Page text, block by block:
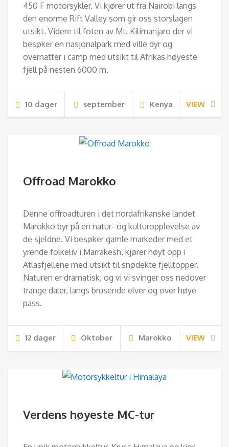
450 F motorsykler. Vi kjører ut fra Nairobi langs
den enorme Rift Valley som gir oss storslagen
utsikt. Videre til foten av Mt. Kilimanjaro der vi
besøker en nasjonalpark med ville dyr og
overnatter i camp med utsikt til Afrikas høyeste
fjell på nesten 6000 m.
10 dager september Kenya VIEW
Offroad Marokko
Denne offroadturen i det nordafrikanske landet
Marokko byr på en natur- og kulturopplevelse av
de sjeldne. Vi besøker gamle markeder med et
yrende folkeliv i Marrakesh, kjører høyt opp i
Atlasfjellene med utsikt til snødekte fjelltopper.
Naturen er dramatisk, og vi vi svinger oss nedover
trange daler, langs brusende elver og over høye
pass.
12 dager Oktober Marokko VIEW
Verdens høyeste MC-tur